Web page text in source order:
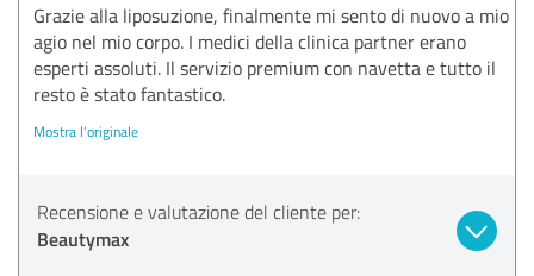
Grazie alla liposuzione, finalmente mi sento di nuovo a mio
agio nel mio corpo. I medici della clinica partner erano
esperti assoluti. Il servizio premium con navetta e tutto il
resto è stato fantastico.
Mostra l'originale
Recensione e valutazione del cliente per:
Beautymax